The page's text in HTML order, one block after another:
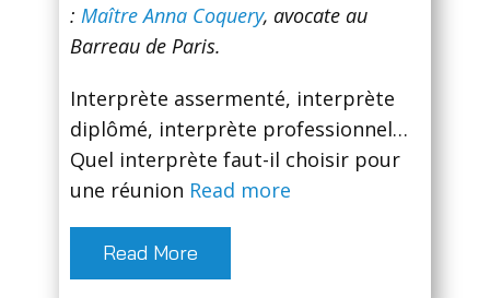
: Maître Anna Coquery, avocate au
Barreau de Paris.
Interprète assermenté, interprète
diplômé, interprète professionnel…
Quel interprète faut-il choisir pour
une réunion Read more
Read More